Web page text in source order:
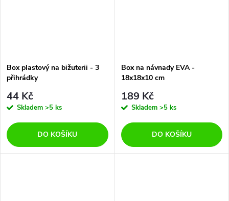
Box plastový na bižuterii - 3
přihrádky
44 Kč
Skladem >5 ks
DO KOŠÍKU
Box na návnady EVA -
18x18x10 cm
189 Kč
Skladem >5 ks
DO KOŠÍKU